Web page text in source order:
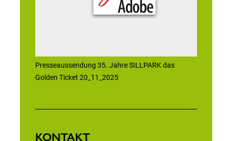
Presseaussendung 35. Jahre SILLPARK das
Golden Ticket 20_11_2025
KONTAKT